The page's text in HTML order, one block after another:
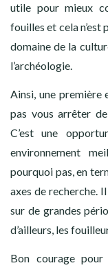
utile pour mieux
fouilles et cela n’est
domaine de la
l’archéologie.
Ainsi, une première
pas vous arrêter
C’est une
environnement
pourquoi pas, en
axes de recherche.
sur de grandes
d’ailleurs, les
Bon courage